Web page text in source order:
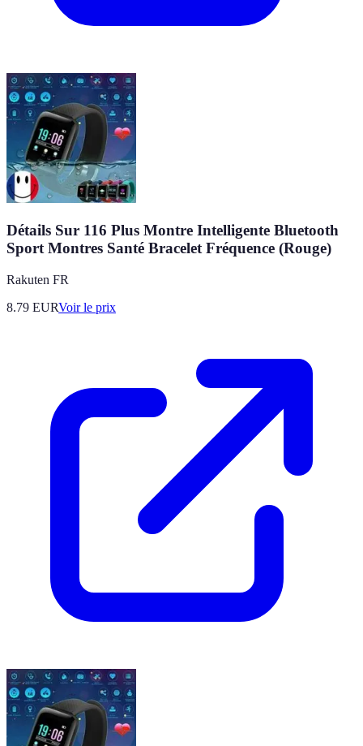
Détails Sur 116 Plus Montre Intelligente Bluetooth
Sport Montres Santé Bracelet Fréquence (Rouge)
Rakuten FR
8.79 EURVoir le prix